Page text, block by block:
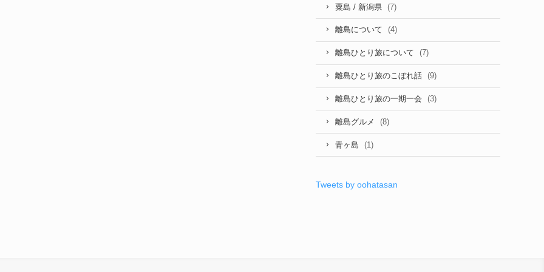
粟島 / 新潟県 (7)
離島について (4)
離島ひとり旅について (7)
離島ひとり旅のこぼれ話 (9)
離島ひとり旅の一期一会 (3)
離島グルメ (8)
青ヶ島 (1)
Tweets by oohatasan